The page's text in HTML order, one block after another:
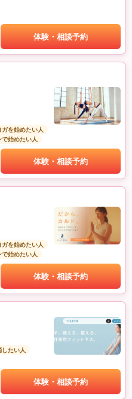
体験・相談予約
ガを始めたい人
始めたい人
体験・相談予約
ガを始めたい人
始めたい人
体験・相談予約
たい人
体験・相談予約